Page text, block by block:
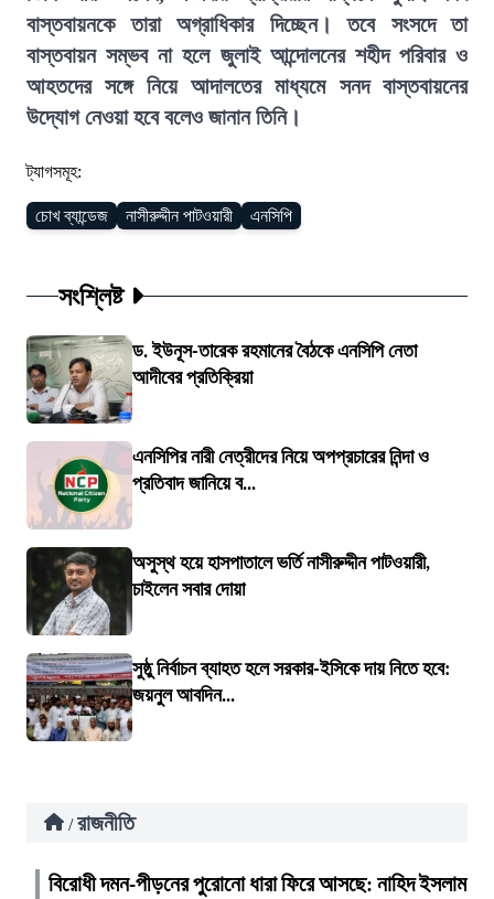
বাস্তবায়নকে তারা অগ্রাধিকার দিচ্ছেন। তবে সংসদে তা
বাস্তবায়ন সম্ভব না হলে জুলাই আন্দোলনের শহীদ পরিবার ও
আহতদের সঙ্গে নিয়ে আদালতের মাধ্যমে সনদ বাস্তবায়নের
উদ্যোগ নেওয়া হবে বলেও জানান তিনি।
ট্যাগসমূহ:
চোখ ব্যান্ডেজ নাসীরুদ্দীন পাটওয়ারী এনসিপি
সংশ্লিষ্ট
ড. ইউনূস-তারেক রহমানের বৈঠকে এনসিপি নেতা
আদীবের প্রতিক্রিয়া
এনসিপির নারী নেত্রীদের নিয়ে অপপ্রচারের নিন্দা ও
প্রতিবাদ জানিয়ে ব...
অসুস্থ হয়ে হাসপাতালে ভর্তি নাসীরুদ্দীন পাটওয়ারী,
চাইলেন সবার দোয়া
সুষ্ঠু নির্বাচন ব্যাহত হলে সরকার-ইসিকে দায় নিতে হবে:
জয়নুল আবদিন...
/ রাজনীতি
বিরোধী দমন-পীড়নের পুরোনো ধারা ফিরে আসছে: নাহিদ ইসলাম